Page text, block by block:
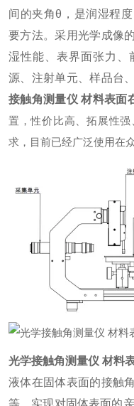
间的夹角θ，是润湿程
要方法。采用光学成像
湿性能、表界面张力、
源、注射单元、样品台
接触角测量仪 材料表面
置，性价比高、拓展性
求，目前已经广泛使用在
光学接触角测量仪 材料
液体在固体表面的接触